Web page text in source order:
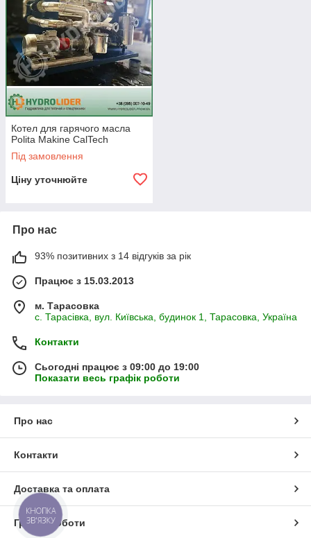
Котел для гарячого масла
Polita Makine CalTech
Під замовлення
Ціну уточнюйте
Про нас
93% позитивних з 14 відгуків за рік
Працює з 15.03.2013
м. Тарасовка
с. Тарасівка, вул. Київська, будинок 1, Тарасовка, Україна
Контакти
Сьогодні працює з 09:00 до 19:00
Показати весь графік роботи
Про нас
Контакти
Доставка та оплата
Графік роботи
КНОПКА
ЗВ'ЯЗКУ